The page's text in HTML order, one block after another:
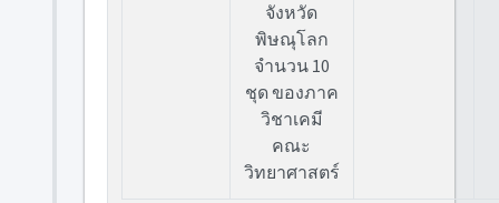
จังหวัด
พิษณุโลก
จำนวน 10
ชุด ของภาค
วิชาเคมี
คณะ
วิทยาศาสตร์